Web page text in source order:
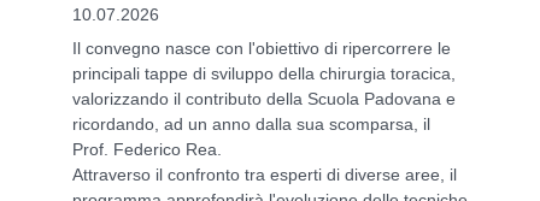
10.07.2026
Il convegno nasce con l'obiettivo di ripercorrere le
principali tappe di sviluppo della chirurgia toracica,
valorizzando il contributo della Scuola Padovana e
ricordando, ad un anno dalla sua scomparsa, il
Prof. Federico Rea.
Attraverso il confronto tra esperti di diverse aree, il